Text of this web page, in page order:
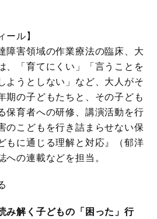
ル】
障害領域の作業療法の臨床、大
、「育てにくい」「言うことを
ようとしない」など、大人がそ
期の子どもたちと、その子ども
保育者への研修、講演活動を行
のこどもを行き詰まらせない保
もに通じる理解と対応』（郁洋
の連載などを担当。
み解く子どもの「困った」行